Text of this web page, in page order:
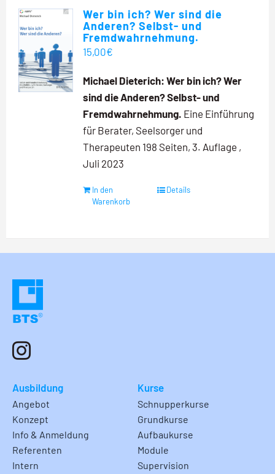
Wer bin ich? Wer sind die
Anderen? Selbst- und
Fremdwahrnehmung.
15,00€
Michael Dieterich: Wer bin ich? Wer
sind die Anderen?Selbst- und
Fremdwahrnehmung. Eine Einführung
für Berater, Seelsorger und
Therapeuten 198 Seiten, 3. Auflage ,
Juli 2023
In den
Warenkorb
Details
Ausbildung
Angebot
Konzept
Info & Anmeldung
Referenten
Intern
Kurse
Schnupperkurse
Grundkurse
Aufbaukurse
Module
Supervision